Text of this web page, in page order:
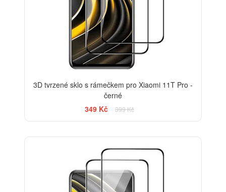
3D tvrzené sklo s rámečkem pro Xiaomi 11T Pro -
černé
349 Kč
399 Kč